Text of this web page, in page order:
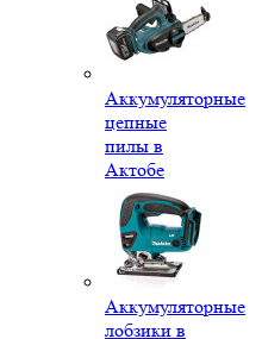
Аккумуляторные
цепные
пилы в
Актобе
Аккумуляторные
лобзики в